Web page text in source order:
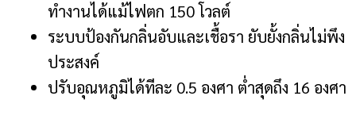
ทำงานได้แม้ไฟตก 150 โวลต์
ระบบป้องกันกลิ่นอับและเชื้อรา ยับยั้งกลิ่นไม่พึง
ประสงค์
ปรับอุณหภูมิได้ทีละ 0.5 องศา ต่ำสุดถึง 16 องศา